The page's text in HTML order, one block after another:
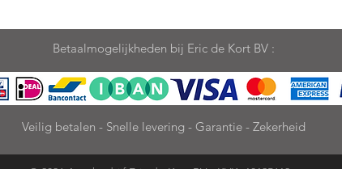
Betaalmogelijkheden bij Eric de Kort BV :
Veilig betalen - Snelle levering - Garantie - Zekerheid